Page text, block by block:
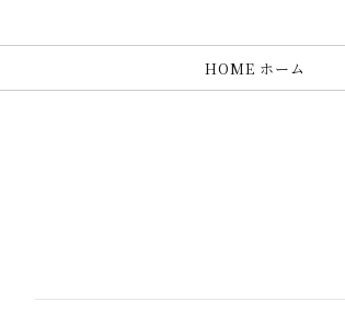
HOME ホーム